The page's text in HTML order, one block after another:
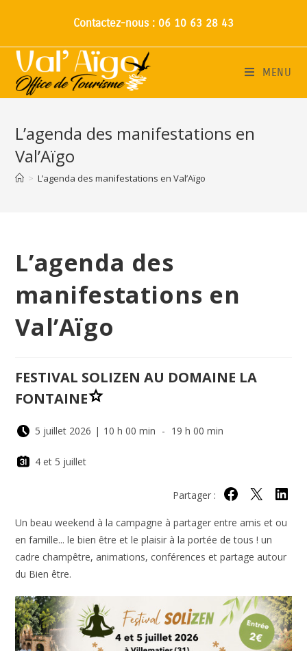
Contactez-nous : 06 10 63 28 43
MENU
L’agenda des manifestations en
Val’Aïgo
> L’agenda des manifestations en Val’Aïgo
L’agenda des
manifestations en
Val’Aïgo
FESTIVAL SOLIZEN AU DOMAINE LA
FONTAINE
5 juillet 2026 | 10 h 00 min - 19 h 00 min
4 et 5 juillet
Partager : Partager sur
Partager sur
Un beau weekend à la campagne à partager entre amis et ou
en famille... le bien être et le plaisir à la portée de tous ! un
cadre champêtre, animations, conférences et partage autour
du Bien être.